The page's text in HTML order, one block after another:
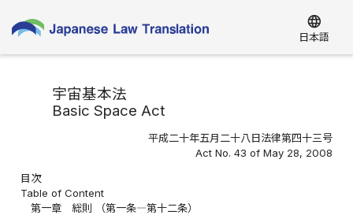
language
日本語
宇宙基本法
Basic Space Act
平成二十年五月二十八日法律第四十三号
Act No. 43 of May 28, 2008
目次
Table of Content
第一章 総則 （第一条―第十二条）